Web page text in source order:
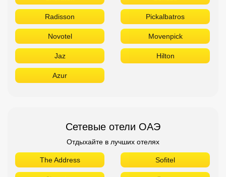
Radisson Pickalbatros
Novotel Movenpick
Jaz Hilton
Azur
Сетевые отели ОАЭ
Отдыхайте в лучших отелях
The Address Sofitel